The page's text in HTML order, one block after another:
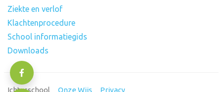
Ziekte en verlof
Klachtenprocedure
School informatiegids
Downloads
Ichtusschool Onze Wijs Privacy